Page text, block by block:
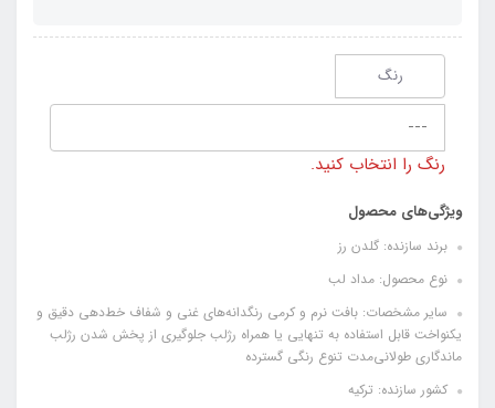
رنگ
---
رنگ را انتخاب کنید.
ویژگی‌های محصول
برند سازنده: گلدن رز
نوع محصول: مداد لب
سایر مشخصات: بافت نرم و کرمی رنگدانه‌های غنی و شفاف خط‌دهی دقیق و
یکنواخت قابل استفاده به تنهایی یا همراه رژلب جلوگیری از پخش شدن رژلب
ماندگاری طولانی‌مدت تنوع رنگی گسترده
کشور سازنده: ترکیه